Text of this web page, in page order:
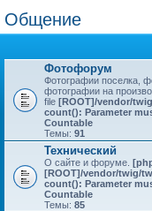
Общение
Фотофорум
Фотографии поселка,
фотографии на
file [ROOT]/vendor/
count(): Parameter
Countable
Темы: 91
Технический
О сайте и форуме.
[ROOT]/vendor/twig/
count(): Parameter
Countable
Темы: 85